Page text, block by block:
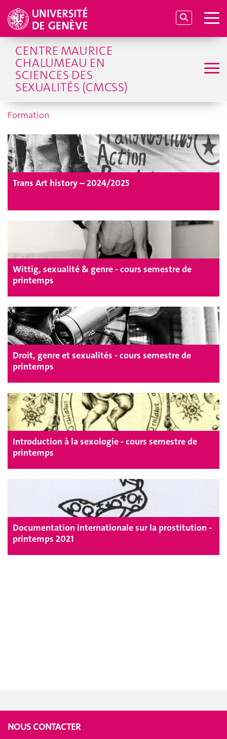
CENTRE MAURICE
CHALUMEAU EN
SCIENCES DES
SEXUALITÉS (CMCSS)
Formation
Trans Art history – 2024/2025
Wittig, sexualité & genre - cours semestre de
printemps
Droit, genre et sexualités - cours semestre de
printemps
Introduction à la sexologie - cours semestre de
printemps
Documentation internationale sur la prostitution -
printemps 2021
NOUS CONTACTER